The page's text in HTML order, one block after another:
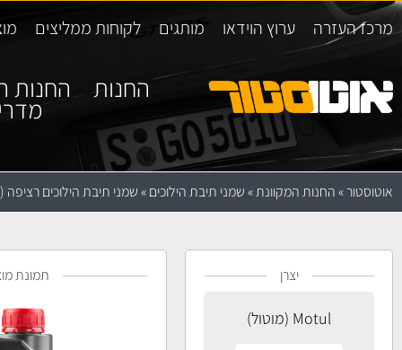
מרכז העזרה ערוץ הוידאו מותגים לקוחות ממליצים
החנות החנות
אוטוסטור»החנות המקוונת»שמני תיבת הילוכים»שמני תיבת הילוכים רציפה (CVT)
יצרן
Motul (מוטול)
תמונת